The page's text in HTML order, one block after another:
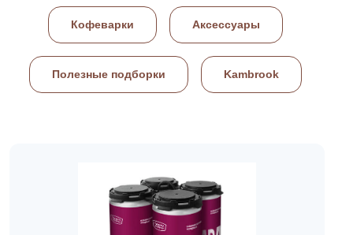
Кофеварки Аксессуары
Полезные подборки Kambrook